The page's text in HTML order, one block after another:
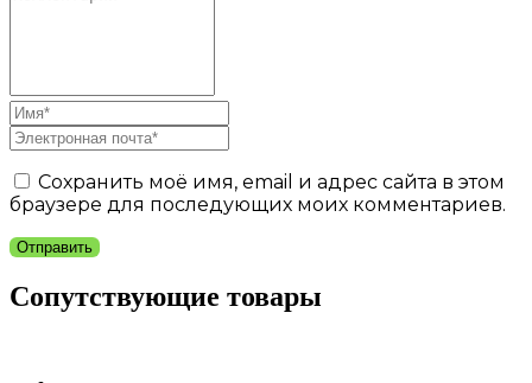
Сохранить моё имя, email и адрес сайта в этом
браузере для последующих моих комментариев.
Отправить
Сопутствующие товары